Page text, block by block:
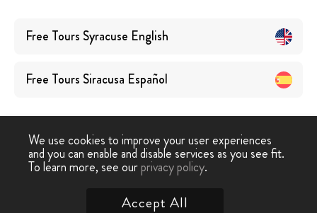
Free Tours Syracuse English
Free Tours Siracusa Español
Free Walking Tour › Syracuse
We use cookies to improve your user experiences
and you can enable and disable services as you see fit.
To learn more, see ourprivacy policy.
Accept All